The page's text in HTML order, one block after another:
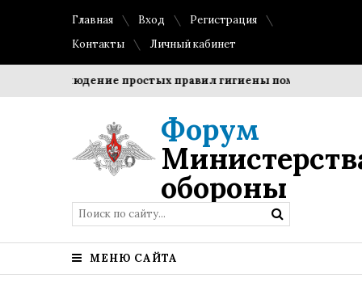
Главная Вход
Регистрация
Контакты
Личный кабинет
Соблюдение простых правил гигиены помогает
Форум
обороны
МЕНЮ САЙТА